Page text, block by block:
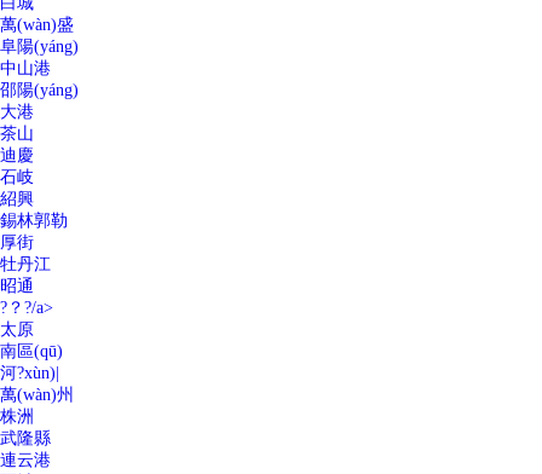
萬(wàn)盛
阜陽(yáng)
中山港
邵陽(yáng)
大港
茶山
迪慶
石岐
紹興
錫林郭勒
厚街
牡丹江
昭通
?？?/a>
太原
南區(qū)
河?xùn)|
萬(wàn)州
株洲
武隆縣
連云港